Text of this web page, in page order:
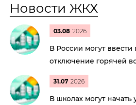
Новости ЖКХ
03.08 2026
В России могут
отключение горячей
31.07 2026
В школах могут начать